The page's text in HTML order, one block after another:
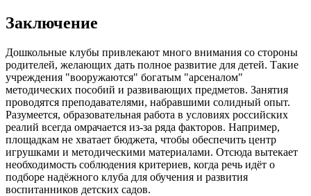
Заключение
Дошкольные клубы привлекают много внимания со стороны
родителей, желающих дать полное развитие для детей. Такие
учреждения "вооружаются" богатым "арсеналом"
методических пособий и развивающих предметов. Занятия
проводятся преподавателями, набравшими солидный опыт.
Разумеется, образовательная работа в условиях российских
реалий всегда омрачается из-за ряда факторов. Например,
площадкам не хватает бюджета, чтобы обеспечить центр
игрушками и методическими материалами. Отсюда вытекает
необходимость соблюдения критериев, когда речь идёт о
подборе надёжного клуба для обучения и развития
воспитанников детских садов.